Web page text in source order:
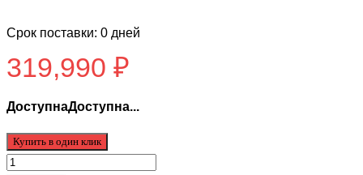
Срок поставки: 0 дней
319,990 ₽
ДоступнаДоступна...
Купить в один клик
Количество